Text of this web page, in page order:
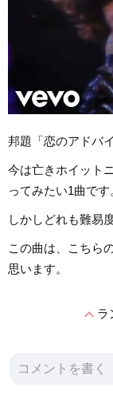
邦題「恋のアドバ
今は亡きホイット
ってみたい1曲です
しかしどれも難易
この曲は、こちら
思います。
expand_lessラ